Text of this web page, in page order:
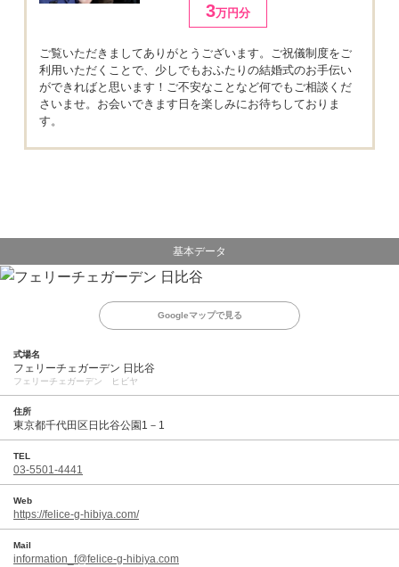
3万円分
ご覧いただきましてありがとうございます。ご祝儀制度をご
利用いただくことで、少しでもおふたりの結婚式のお手伝い
ができればと思います！ご不安なことなど何でもご相談くだ
さいませ。お会いできます日を楽しみにお待ちしておりま
す。
基本データ
Googleマップで見る
式場名
フェリーチェガーデン 日比谷
フェリーチェガーデン ヒビヤ
住所
東京都千代田区日比谷公園1－1
TEL
03-5501-4441
Web
https://felice-g-hibiya.com/
Mail
information_f@felice-g-hibiya.com